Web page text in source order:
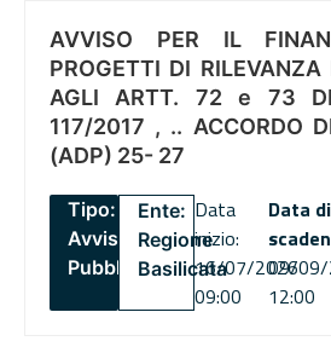
AVVISO PER IL
PROGETTI DI
AGLI ARTT. 72 e 73
117/2017 , .. ACCORDO
(ADP) 25- 27
Tipo:
Avviso
Pubblico
Ente:
Regione
Basilicata
Data
inizio:
16/07/2026
09:00
Data di
09/09/
12:00